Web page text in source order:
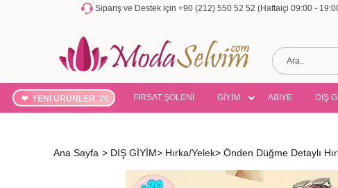
Sipariş ve Destek için +90 (212) 550 52 52 (Haftaiçi 09:00 -
YENİ ÜRÜNLER '26 FIRSAT ŞÖLENİ GİYİM ABİYE DIŞ
Ana Sayfa > DIŞ GİYİM> Hırka/Yelek> Önden Düğme Detaylı